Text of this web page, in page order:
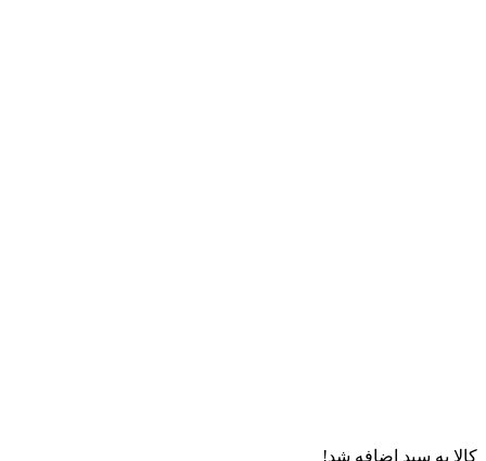
کالا به سبد اضافه شد!